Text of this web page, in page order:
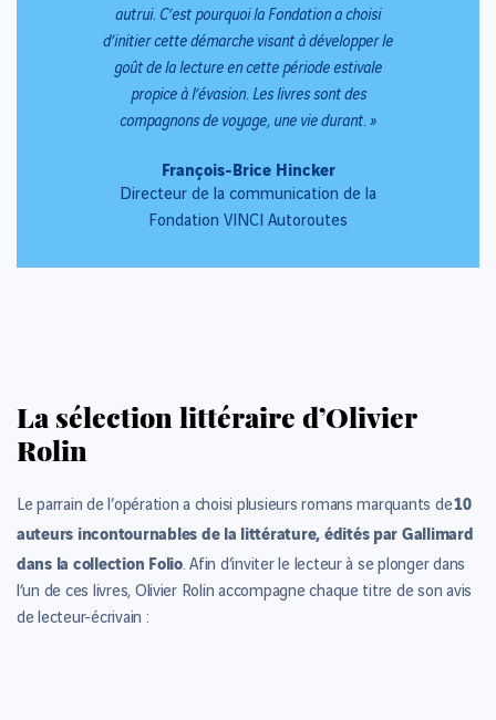
autrui. C’est pourquoi la Fondation a choisi
d’initier cette démarche visant à développer le
goût de la lecture en cette période estivale
propice à l’évasion. Les livres sont des
compagnons de voyage, une vie durant. »
François-Brice Hincker
Directeur de la communication de la
Fondation VINCI Autoroutes
La sélection littéraire d’Olivier
Rolin
Le parrain de l’opération a choisi plusieurs romans marquants de10
auteurs incontournables de la littérature, édités par Gallimard
dans la collection Folio. Afin d’inviter le lecteur à se plonger dans
l’un de ces livres, Olivier Rolin accompagne chaque titre de son avis
de lecteur-écrivain :